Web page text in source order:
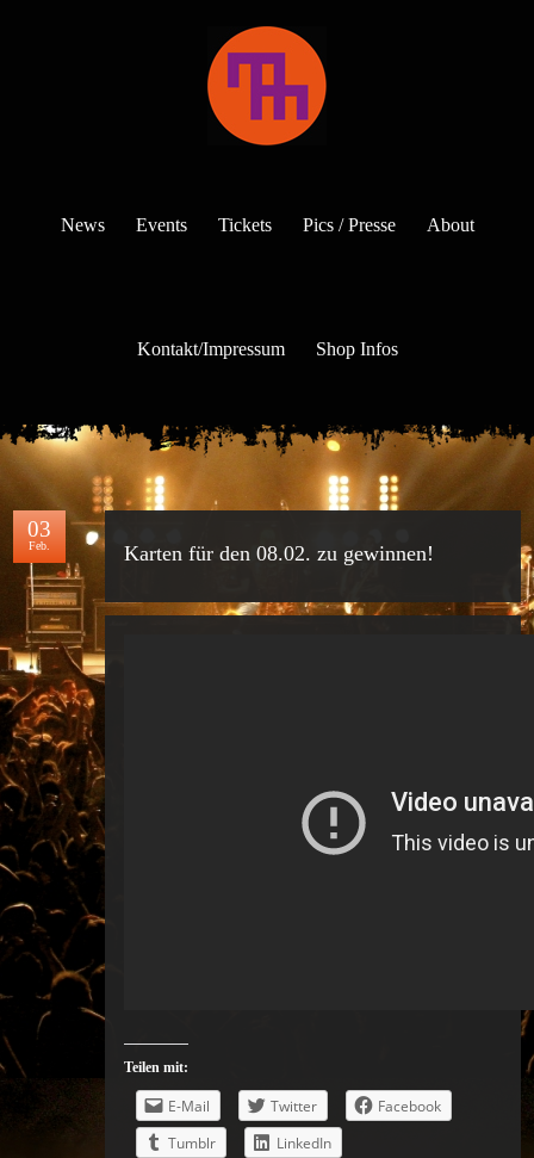
News Events Tickets Pics / Presse About
Kontakt/Impressum Shop Infos
03
Feb. Karten für den 08.02. zu gewinnen!
Teilen mit:
E-Mail Twitter
Facebook
Tumblr
LinkedIn